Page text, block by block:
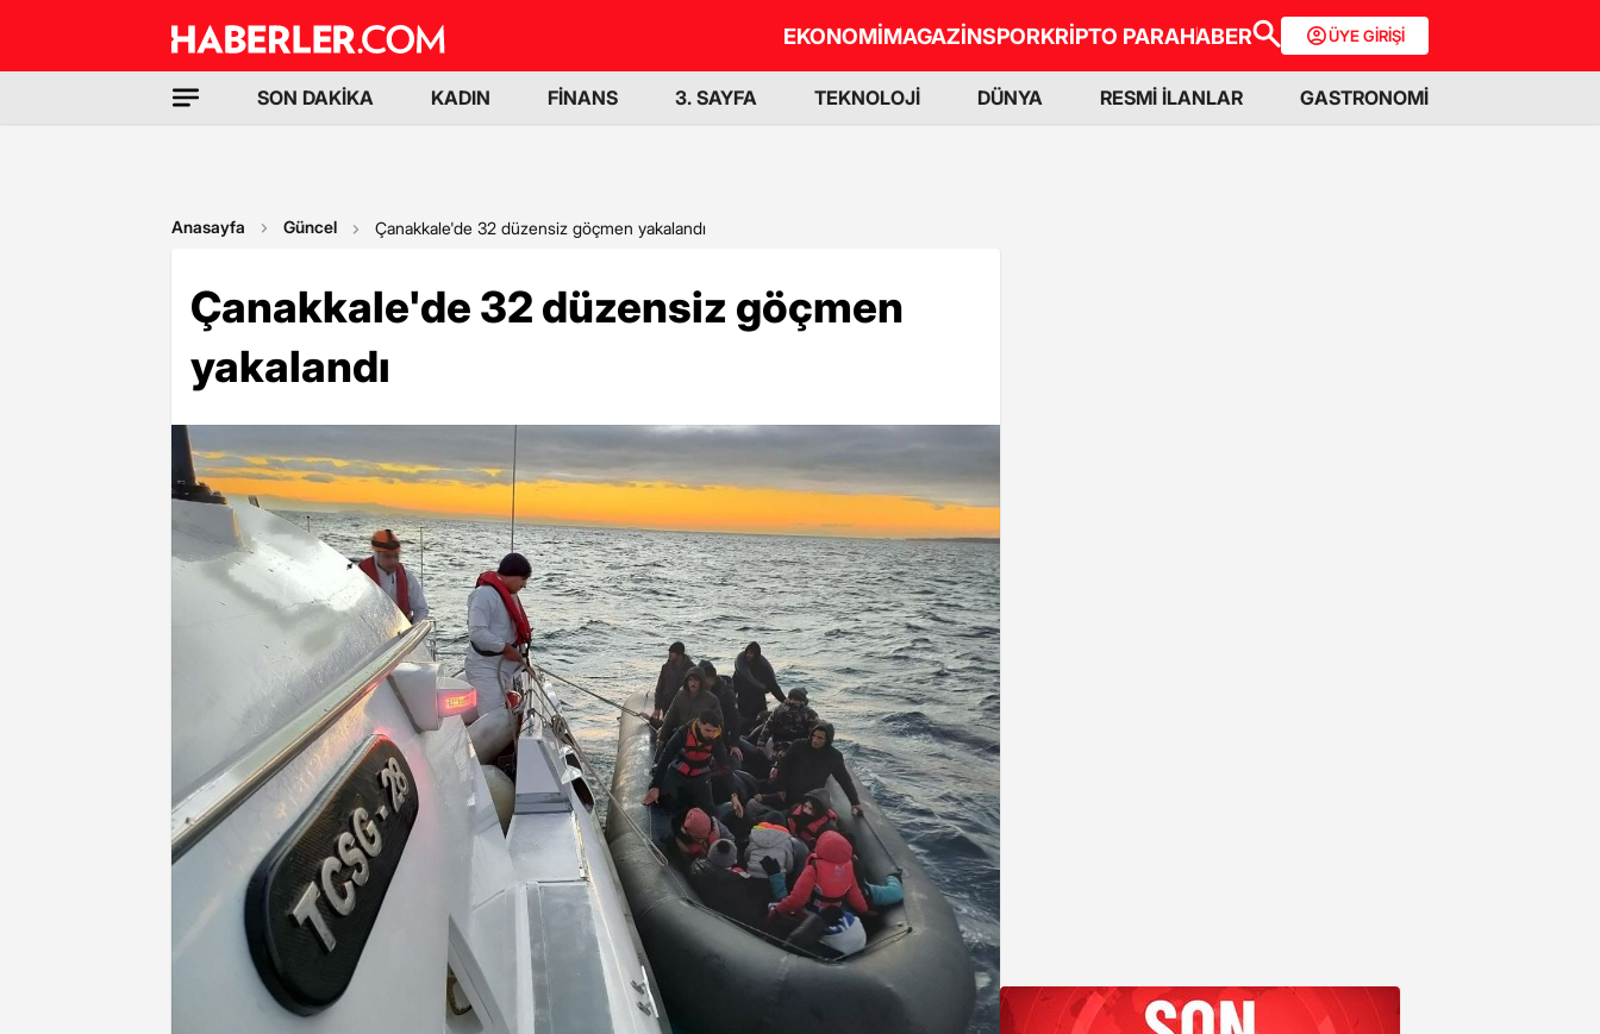
EKONOMİMAGAZİNSPORKRİPTO PARAHABER ÜYE GİRİŞİ
SON DAKİKA KADIN FİNANS 3. SAYFA TEKNOLOJİ DÜNYA RESMİ İLANLAR GASTRONOMİ
Anasayfa Güncel Çanakkale'de 32 düzensiz göçmen yakalandı
Çanakkale'de 32 düzensiz göçmen
yakalandı